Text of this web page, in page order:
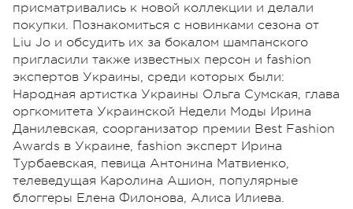
присматривались к новой коллекции и делали
покупки. Познакомиться с новинками сезона от
Liu Jo и обсудить их за бокалом шампанского
пригласили также известных персон и fashion
экспертов Украины, среди которых были:
Народная артистка Украины Ольга Сумская, глава
оргкомитета Украинской Недели Моды Ирина
Данилевская, соорганизатор премии Best Fashion
Awards в Украине, fashion эксперт Ирина
Турбаевская, певица Антонина Матвиенко,
телеведущая Каролина Ашион, популярные
блоггеры Елена Филонова, Алиса Илиева.